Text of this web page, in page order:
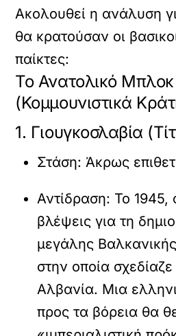
Ακολουθεί η ανάλυση
θα κρατούσαν οι
παίκτες:
Το Ανατολικό Μπλοκ
(Κομμουνιστικά
1. Γιουγκοσλαβία
Στάση: Άκρως
Αντίδραση: Το 1945,
βλέψεις για τη
μεγάλης
στην οποία
Αλβανία. Μια
προς τα βόρεια θα